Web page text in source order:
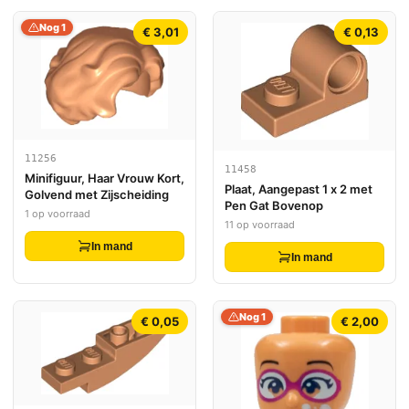
€ 3,01
Nog 1
11256
Minifiguur, Haar Vrouw Kort,
Golvend met Zijscheiding
1 op voorraad
In mand
€ 0,13
11458
Plaat, Aangepast 1 x 2 met
Pen Gat Bovenop
11 op voorraad
In mand
€ 0,05 € 2,00
Nog 1